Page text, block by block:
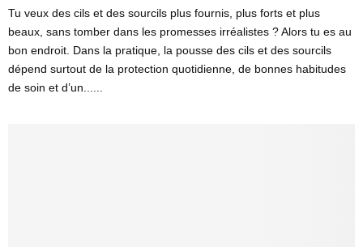
Tu veux des cils et des sourcils plus fournis, plus forts et plus
beaux, sans tomber dans les promesses irréalistes ? Alors tu es au
bon endroit. Dans la pratique, la pousse des cils et des sourcils
dépend surtout de la protection quotidienne, de bonnes habitudes
de soin et d’un......